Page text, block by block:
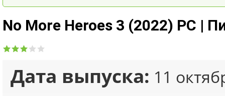
No More Heroes 3 (2022) PC |
Дата выпуска: 11